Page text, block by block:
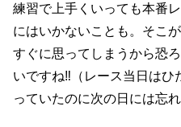
練習で上手くいっても本番
にはいかないことも。そこ
すぐに思ってしまうから恐
いですね‼️（レース当日はひ
っていたのに次の日には忘